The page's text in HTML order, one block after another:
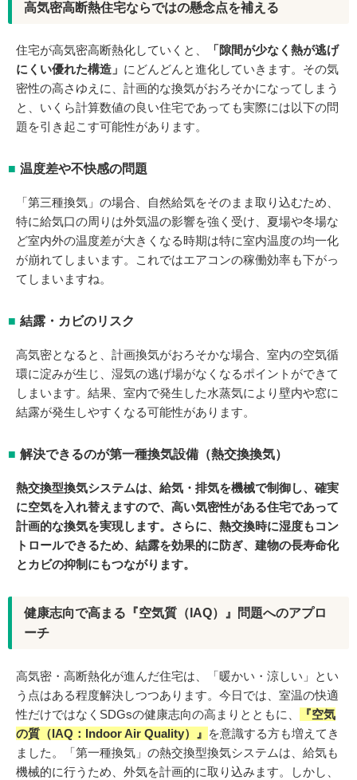
高気密高断熱住宅ならではの懸念点を補える
住宅が高気密高断熱化していくと、
「隙間が少なく熱が逃げ
にくい優れた構造」 にどんどんと進化していきます。その気
密性の高さゆえに、計画的な換気がおろそかになってしまう
と、いくら計算数値の良い住宅であっても実際には以下の問
題を引き起こす可能性があります。
温度差や不快感の問題
「第三種換気」の場合、自然給気をそのまま取り込むため、
特に給気口の周りは外気温の影響を強く受け、夏場や冬場な
ど室内外の温度差が大きくなる時期は特に室内温度の均一化
が崩れてしまいます。これではエアコンの稼働効率も下がっ
てしまいますね。
結露・カビのリスク
高気密となると、計画換気がおろそかな場合、室内の空気循
環に淀みが生じ、湿気の逃げ場がなくなるポイントができて
しまいます。結果、室内で発生した水蒸気により壁内や窓に
結露が発生しやすくなる可能性があります。
解決できるのが第一種換気設備（熱交換換気）
熱交換型換気システムは、給気・排気を機械で制御し、確実
に空気を入れ替えますので、高い気密性がある住宅であって
計画的な換気を実現します。さらに、熱交換時に湿度もコン
トロールできるため、結露を効果的に防ぎ、建物の長寿命化
とカビの抑制にもつながります。
健康志向で高まる『空気質（IAQ）』問題へのアプロ
ーチ
高気密・高断熱化が進んだ住宅は、「暖かい・涼しい」とい
う点はある程度解決しつつあります。今日では、室温の快適
性だけではなくSDGsの健康志向の高まりとともに、
『空気
の質（IAQ：Indoor Air Quality）』 を意識する方も増えてき
ました。「第一種換気」の熱交換型換気システムは、給気も
機械的に行うため、外気を計画的に取り込みます。しかし、